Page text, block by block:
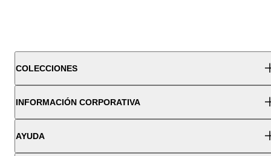
COLECCIONES
INFORMACIÓN CORPORATIVA
AYUDA